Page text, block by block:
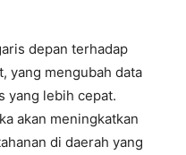
depan terhadap
yang mengubah data
yang lebih cepat.
akan meningkatkan
di daerah yang